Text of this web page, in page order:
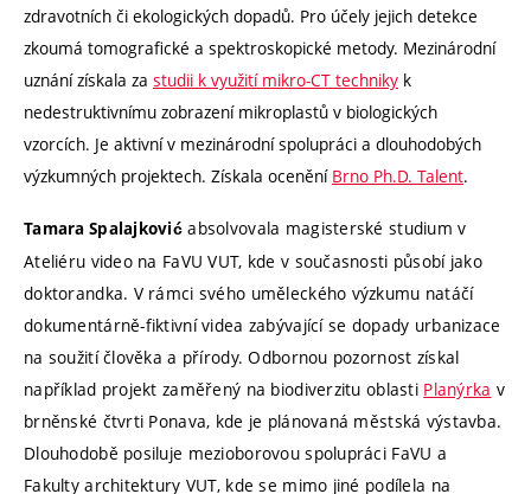
zdravotních či ekologických dopadů. Pro účely jejich detekce
zkoumá tomografické a spektroskopické metody. Mezinárodní
uznání získala za studii k využití mikro-CT techniky k
nedestruktivnímu zobrazení mikroplastů v biologických
vzorcích. Je aktivní v mezinárodní spolupráci a dlouhodobých
výzkumných projektech. Získala ocenění Brno Ph.D. Talent.
Tamara Spalajković absolvovala magisterské studium v
Ateliéru video na FaVU VUT, kde v současnosti působí jako
doktorandka. V rámci svého uměleckého výzkumu natáčí
dokumentárně-fiktivní videa zabývající se dopady urbanizace
na soužití člověka a přírody. Odbornou pozornost získal
například projekt zaměřený na biodiverzitu oblasti Planýrka v
brněnské čtvrti Ponava, kde je plánovaná městská výstavba.
Dlouhodobě posiluje mezioborovou spolupráci FaVU a
Fakulty architektury VUT, kde se mimo jiné podílela na